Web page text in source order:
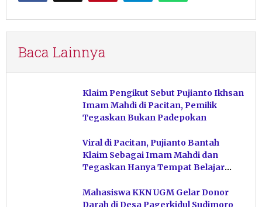
Baca Lainnya
Klaim Pengikut Sebut Pujianto Ikhsan
Imam Mahdi di Pacitan, Pemilik
Tegaskan Bukan Padepokan
Viral di Pacitan, Pujianto Bantah
Klaim Sebagai Imam Mahdi dan
Tegaskan Hanya Tempat Belajar
Mahasiswa KKN UGM Gelar Donor
Darah di Desa Pagerkidul Sudimoro